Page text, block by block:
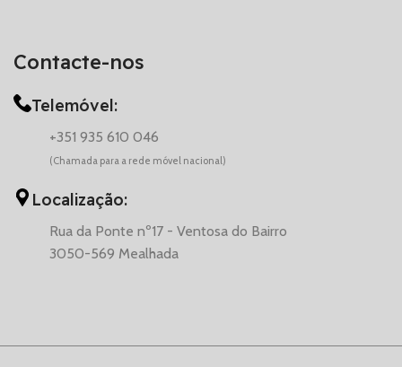
Contacte-nos
Telemóvel:
+351 935 610 046
(Chamada para a rede móvel nacional)
Localização:
Rua da Ponte nº17 - Ventosa do Bairro
3050-569 Mealhada